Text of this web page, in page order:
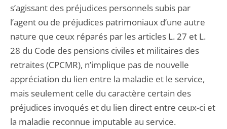
s’agissant des préjudices personnels subis par
l’agent ou de préjudices patrimoniaux d’une autre
nature que ceux réparés par les articles L. 27 et L.
28 du Code des pensions civiles et militaires des
retraites (CPCMR), n’implique pas de nouvelle
appréciation du lien entre la maladie et le service,
mais seulement celle du caractère certain des
préjudices invoqués et du lien direct entre ceux-ci et
la maladie reconnue imputable au service.